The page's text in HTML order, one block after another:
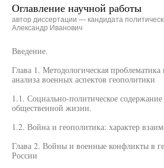
Оглавление научной работы
автор диссертации — кандидата
Александр Иванович
Введение.
Глава 1. Методологическая
анализа военных аспектов геополитики
1.1. Социально-политическое
общественной жизни.
1.2. Война и геополитика: характер
Глава 2. Войны и военные конфликты в
России